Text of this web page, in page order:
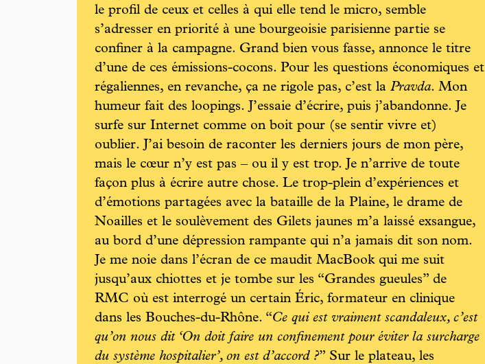
le profil de ceux et celles à qui elle tend le micro, semble
s’adresser en priorité à une bourgeoisie parisienne partie se
confiner à la campagne. Grand bien vous fasse, annonce le titre
d’une de ces émissions-cocons. Pour les questions économiques et
régaliennes, en revanche, ça ne rigole pas, c’est la Pravda. Mon
humeur fait des loopings. J’essaie d’écrire, puis j’abandonne. Je
surfe sur Internet comme on boit pour (se sentir vivre et)
oublier. J’ai besoin de raconter les derniers jours de mon père,
mais le cœur n’y est pas – ou il y est trop. Je n’arrive de toute
façon plus à écrire autre chose. Le trop-plein d’expériences et
d’émotions partagées avec la bataille de la Plaine, le drame de
Noailles et le soulèvement des Gilets jaunes m’a laissé exsangue,
au bord d’une dépression rampante qui n’a jamais dit son nom.
Je me noie dans l’écran de ce maudit MacBook qui me suit
jusqu’aux chiottes et je tombe sur les “Grandes gueules” de
RMC où est interrogé un certain Éric, formateur en clinique
dans les Bouches-du-Rhône. “Ce qui est vraiment scandaleux, c’est
qu’on nous dit ‘On doit faire un confinement pour éviter la surcharge
du système hospitalier’, on est d’accord ?” Sur le plateau, les